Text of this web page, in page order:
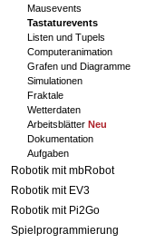
Mausevents
Tastaturevents
Listen und Tupels
Computeranimation
Grafen und Diagramme
Simulationen
Fraktale
Wetterdaten
Arbeitsblätter Neu
Dokumentation
Aufgaben
Robotik mit mbRobot
Robotik mit EV3
Robotik mit Pi2Go
Spielprogrammierung